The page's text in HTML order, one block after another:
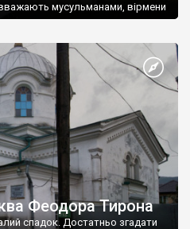
вважають мусульманами, вірмени
Феодора Тирона
спадок. Достатньо згадати